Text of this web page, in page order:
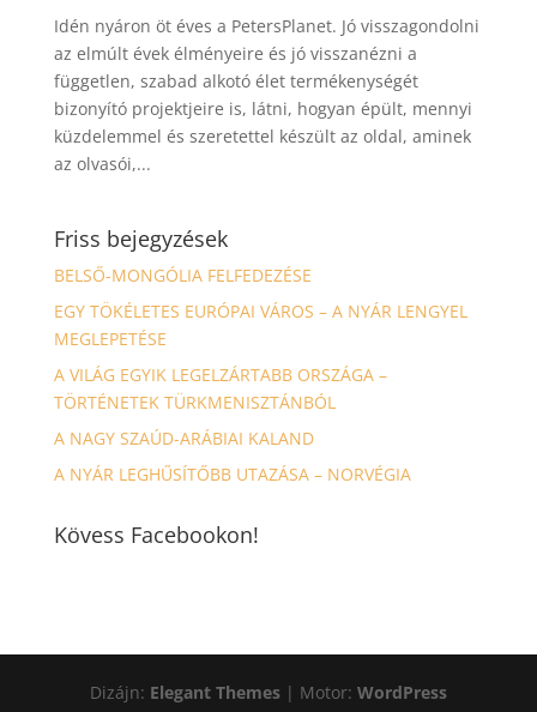
Idén nyáron öt éves a PetersPlanet. Jó visszagondolni
az elmúlt évek élményeire és jó visszanézni a
független, szabad alkotó élet termékenységét
bizonyító projektjeire is, látni, hogyan épült, mennyi
küzdelemmel és szeretettel készült az oldal, aminek
az olvasói,...
Friss bejegyzések
BELSŐ-MONGÓLIA FELFEDEZÉSE
EGY TÖKÉLETES EURÓPAI VÁROS – A NYÁR LENGYEL
MEGLEPETÉSE
A VILÁG EGYIK LEGELZÁRTABB ORSZÁGA –
TÖRTÉNETEK TÜRKMENISZTÁNBÓL
A NAGY SZAÚD-ARÁBIAI KALAND
A NYÁR LEGHŰSÍTŐBB UTAZÁSA – NORVÉGIA
Kövess Facebookon!
Dizájn: Elegant Themes| Motor: WordPress